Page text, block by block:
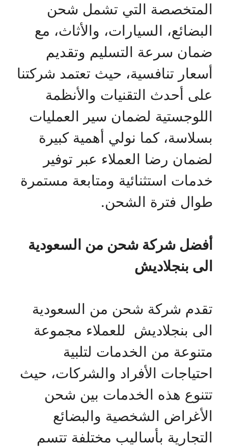
المتخصصة التي تشمل شحن
البضائع، السيارات، والأثاث، مع
ضمان سرعة التسليم وتقديم
أسعار تنافسية، حيث تعتمد شركتنا
على أحدث التقنيات والأنظمة
اللوجستية لضمان سير العمليات
بسلاسة، كما نولي أهمية كبيرة
لضمان رضا العملاء عبر توفير
خدمات استثنائية ومتابعة مستمرة
طوال فترة الشحن.
أفضل شركة شحن من السعودية
الى بنجلاديش
تقدم شركة شحن من السعودية
الى بنجلاديش للعملاء مجموعة
متنوعة من الخدمات لتلبية
احتياجات الأفراد والشركات، حيث
تتنوع هذه الخدمات بين شحن
الأغراض الشخصية والبضائع
التجارية بأساليب مختلفة تتسم